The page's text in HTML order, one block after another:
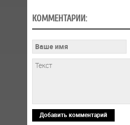
КОММЕНТАРИИ:
Добавить комментарий